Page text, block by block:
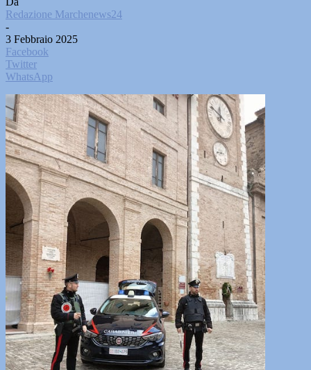
Redazione Marchenews24
-
3 Febbraio 2025
Facebook
Twitter
WhatsApp